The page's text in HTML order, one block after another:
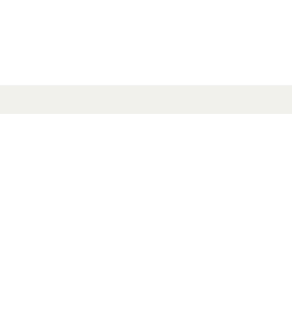
für einen fließenden Übergang. Zudem sind diese